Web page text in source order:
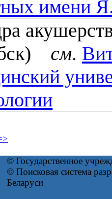
имени
см.
© Государственное
© Поисковая система
Беларуси